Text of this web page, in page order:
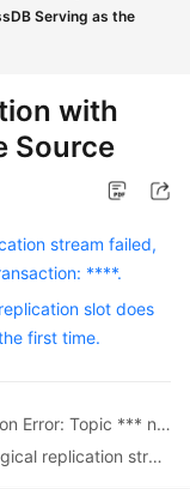
Serving as the
with
Source
stream failed,
****.
slot does
first time.
Previous topic: Incremental Synchronization Error: Topic *** not present in metadata after 300000 ms
Next topic: Task Startup Error: Initialize logical replication stream failed, the source database may have a long transaction: ****.